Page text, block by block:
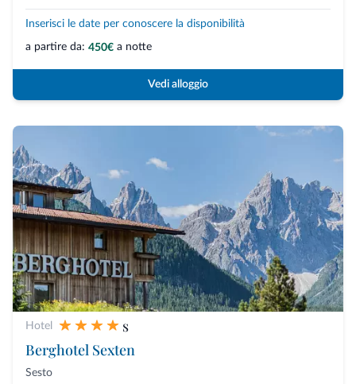
Inserisci le date per conoscere la disponibilità
a partire da: 450€ a notte
Vedi alloggio
Hotel
s
Berghotel Sexten
Sesto